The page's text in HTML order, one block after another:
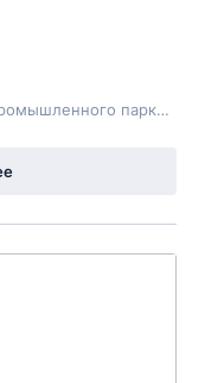
Московская обл, г Подольск, тер промышленного парка Валищево, д 5 стр 2